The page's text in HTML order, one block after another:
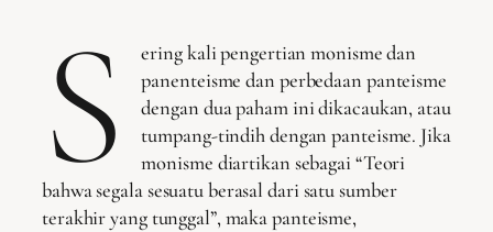
S
ering kali pengertian monisme dan
panenteisme dan perbedaan panteisme
dengan dua paham ini dikacaukan, atau
tumpang-tindih dengan panteisme. Jika
monisme diartikan sebagai “Teori
bahwa segala sesuatu berasal dari satu sumber
terakhir yang tunggal”, maka panteisme,